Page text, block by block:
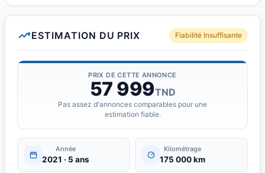
⛽ Carburant : Essence
???? Boîte : Automatique
⚙️ Moteur : 1.6 – 4 cylindres
???? Équipements &amp; options :
Climatisation manuelle
Écran tactile multimédia
Bluetooth / USB
Feux LED
Jantes aluminium
ESTIMATION DU PRIX Fiabilité Insuffisante
PRIX DE CETTE ANNONCE
57 999TND
Pas assez d'annonces comparables pour une
estimation fiable.
Année
2021 · 5 ans
Kilométrage
175 000 km